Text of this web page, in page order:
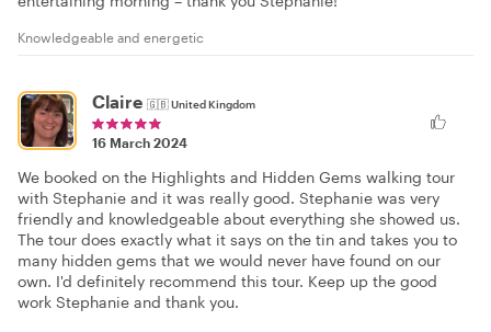
Knowledgeable and energetic
Claire 🇬🇧United Kingdom
16 March 2024
We booked on the Highlights and Hidden Gems walking tour
with Stephanie and it was really good. Stephanie was very
friendly and knowledgeable about everything she showed us.
The tour does exactly what it says on the tin and takes you to
many hidden gems that we would never have found on our
own. I'd definitely recommend this tour. Keep up the good
work Stephanie and thank you.